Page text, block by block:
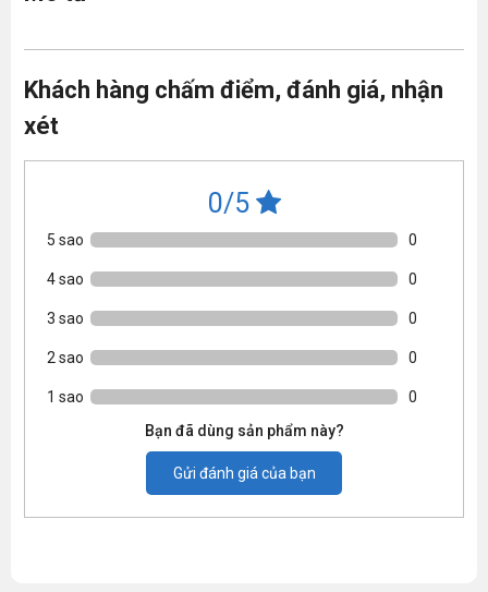
Khách hàng chấm điểm, đánh giá, nhận
xét
0/5
5 sao 0
4 sao 0
3 sao 0
2 sao 0
1 sao
0
Bạn đã dùng sản phẩm này?
Gửi đánh giá của bạn